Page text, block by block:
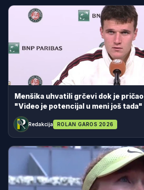
Menšika uhvatili grčevi dok je
"Video je potencijal u meni još tada"
Redakcija ROLAN GAROS 2026